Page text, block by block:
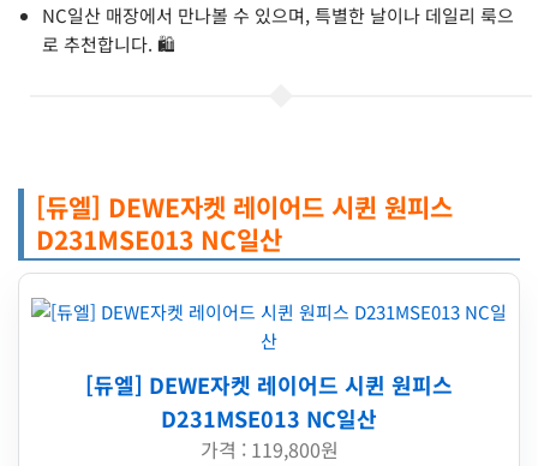
NC일산 매장에서 만나볼 수 있으며, 특별한 날이나 데일리 룩으
로 추천합니다. 🛍️
[듀엘] DEWE자켓 레이어드 시퀸 원피스
D231MSE013 NC일산
[듀엘] DEWE자켓 레이어드 시퀸 원피스
D231MSE013 NC일산
가격 : 119,800원